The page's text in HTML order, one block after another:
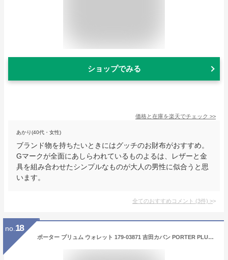
ショップでみる
価格と在庫を楽天でチェック >>
あかり(40代・女性)
ブランド物を持ちたいときにはグッチのお財布がおすすめ。
Gマークが全面にあしらわれているものよるは、レザーと金
具を組み合わせたシンプルなものが大人の男性に似合うと思
います。
全てのおすすめコメント (3件) >
no. 18
ポーター プリュム ウォレット 179-03871 吉田カバン PORTER PLUME WALLET 二つ折り財布 二つ折り 財布 小銭入れあり ブランド 小さい 本革 薄い レディース カード 黒 日本製